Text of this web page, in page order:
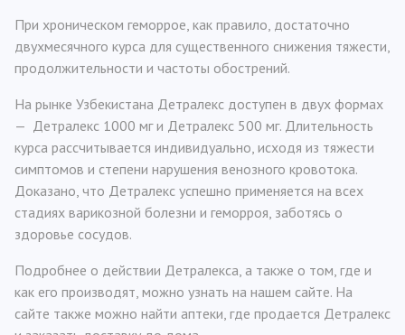
При хроническом геморрое, как правило, достаточно
двухмесячного курса для существенного снижения тяжести,
продолжительности и частоты обострений.
На рынке Узбекистана Детралекс доступен в двух формах
— Детралекс 1000 мг и Детралекс 500 мг. Длительность
курса рассчитывается индивидуально, исходя из тяжести
симптомов и степени нарушения венозного кровотока.
Доказано, что Детралекс успешно применяется на всех
стадиях варикозной болезни и геморроя, заботясь о
здоровье сосудов.
Подробнее о действии Детралекса, а также о том, где и
как его производят, можно узнать на нашем сайте. На
сайте также можно найти аптеки, где продается Детралекс